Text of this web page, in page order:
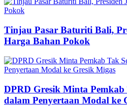
Tinjau Pasar Baturiti Bali,
Harga Bahan Pokok
DPRD Gresik Minta Pemkab
dalam Penyertaan Modal ke